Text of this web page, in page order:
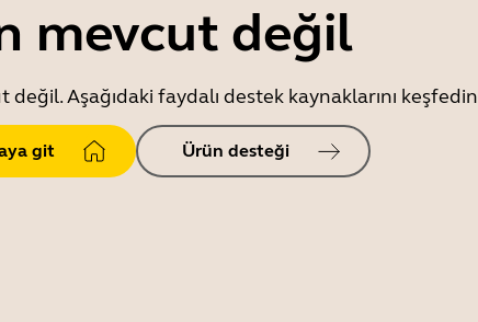
mevcut değil
Aşağıdaki faydalı destek kaynaklarını keşfedin
git Ürün desteği